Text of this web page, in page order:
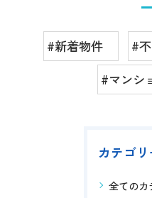
#新着物件 #
#マンシ
カテゴリ
全てのカ